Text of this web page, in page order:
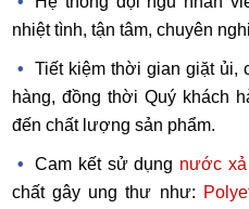
nhiệt tình, tận tâm, chuyên
Tiết kiệm thời gian giặt ủi,
hàng, đồng thời Quý khách
đến chất lượng sản phẩm.
Cam kết sử dụng nước xả
chất gây ung thư như: